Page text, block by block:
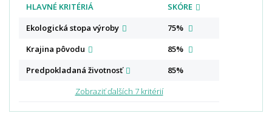
HLAVNÉ KRITÉRIÁ
SKÓRE
Ekologická stopa výroby
75%
Krajina pôvodu
85%
Predpokladaná životnosť
85%
Zobraziť ďalších 7 kritérií